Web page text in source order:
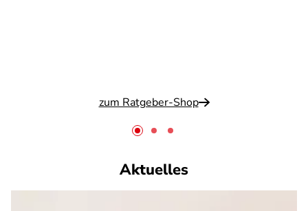
zum Ratgeber-Shop
Aktuelles